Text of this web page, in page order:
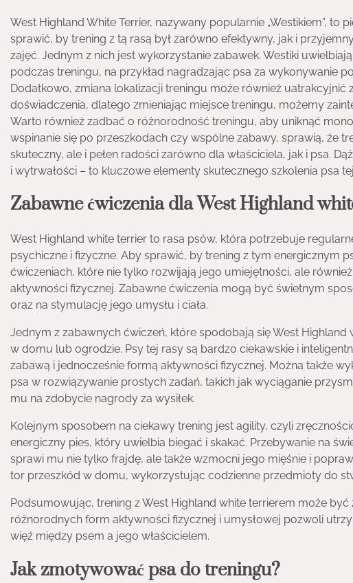
West Highland White Terrier, nazywany popularnie „Westikiem”,
sprawić, by trening z tą rasą był zarówno efektywny, jak i
zajęć. Jednym z nich jest wykorzystanie zabawek. Westiki
podczas treningu, na przykład nagradzając psa za wykonywanie
Dodatkowo, zmiana lokalizacji treningu może również uatrakcyjnić
doświadczenia, dlatego zmieniając miejsce treningu, możemy
Warto również zadbać o różnorodność treningu, aby uniknąć
wspinanie się po przeszkodach czy wspólne zabawy, sprawią, że
skuteczny, ale i pełen radości zarówno dla właściciela, jak i psa.
i wytrwałości – to kluczowe elementy skutecznego szkolenia psa
Zabawne ćwiczenia dla West Highland
West Highland white terrier to rasa psów, która potrzebuje
psychiczne i fizyczne. Aby sprawić, by trening z tym energicznym
ćwiczeniach, które nie tylko rozwijają jego umiejętności, ale
aktywności fizycznej. Zabawne ćwiczenia mogą być świetnym
oraz na stymulację jego umysłu i ciała.
Jednym z zabawnych ćwiczeń, które spodobają się West
w domu lub ogrodzie. Psy tej rasy są bardzo ciekawskie i
zabawą i jednocześnie formą aktywności fizycznej. Można także
psa w rozwiązywanie prostych zadań, takich jak wyciąganie
mu na zdobycie nagrody za wysiłek.
Kolejnym sposobem na ciekawy trening jest agility, czyli
energiczny pies, który uwielbia biegać i skakać. Przebywanie na
sprawi mu nie tylko frajdę, ale także wzmocni jego mięśnie i
tor przeszkód w domu, wykorzystując codzienne przedmioty do
Podsumowując, trening z West Highland white terrierem może
różnorodnych form aktywności fizycznej i umysłowej pozwoli
więź między psem a jego właścicielem.
Jak zmotywować psa do treningu?